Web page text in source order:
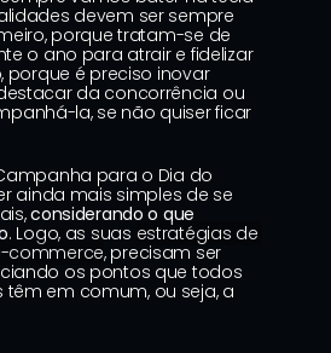
devem ser sempre
porque tratam-se de
o ano para atrair e fidelizar
porque é preciso inovar
da concorrência ou
la, se não quiser ficar
para o Dia do
ainda mais simples de se
considerando o que
. Logo, as suas estratégias de
commerce, precisam ser
os pontos que todos
em comum, ou seja, a